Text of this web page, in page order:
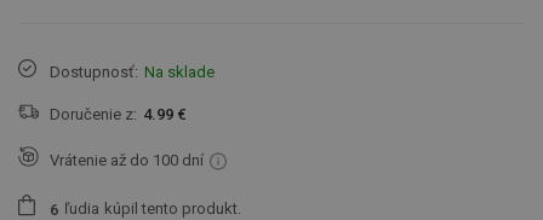
Dostupnosť: Na sklade
Doručenie z: 4.99 €
Vrátenie až do 100 dní
6 ľudia kúpil tento produkt.